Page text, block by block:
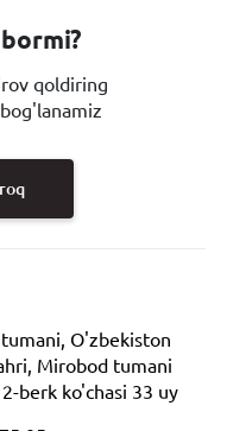
qoldiring
O'zbekiston
Mirobod tumani
berk ko'chasi 33 uy